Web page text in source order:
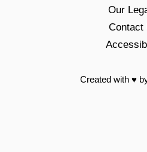
Our
Contact
Created with ♥